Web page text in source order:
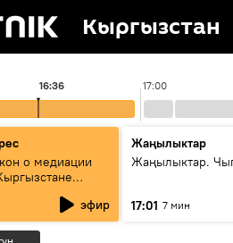
Кыргызстан
17:00
16:36
о медиации
эфир
Жаңылыктар
Жаңылыктар.
17:01 7 мин